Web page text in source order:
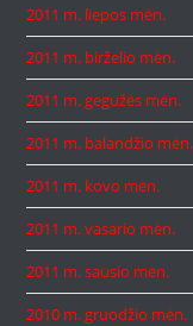
2011 m. liepos mėn.
2011 m. birželio mėn.
2011 m. gegužės mėn.
2011 m. balandžio mėn.
2011 m. kovo mėn.
2011 m. vasario mėn.
2011 m. sausio mėn.
2010 m. gruodžio mėn.